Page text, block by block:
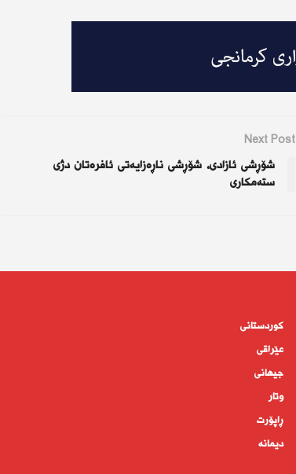
Next Post
شۆڕشی ئازادی، شۆڕشی ناڕەزایەتی ئافرەتان دژی
ستەمكاری
کوردستانى
عێراقی
جیهانى
وتار
ڕاپۆرت
دیمانە